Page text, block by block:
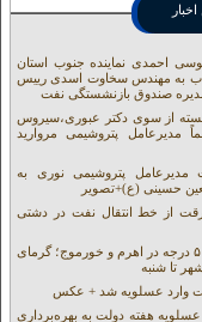
احمدی نماینده جنوب استان
به مهندس سخاوت اسدی رییس
صندوق بازنشستگی نفت
از سوی دکتر عبوری،سیروس
مدیرعامل پتروشیمی مروارید
مدیرعامل پتروشیمی نوری به
حسینی (ع)+تصویر
از خط انتقال نفت در دشتی
ثبت دمای ۵۰ درجه در اهرم و خورموج؛ گرمای
تا شنبه
وارد عسلویه شد + عکس
هفته دولت به بهره‌برداری